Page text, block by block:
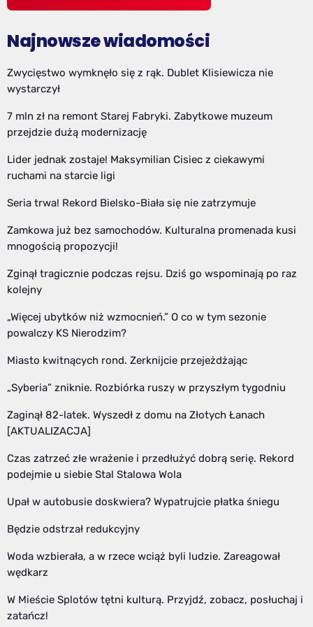
Najnowsze wiadomości
Zwycięstwo wymknęło się z rąk. Dublet Klisiewicza nie
wystarczył
7 mln zł na remont Starej Fabryki. Zabytkowe muzeum
przejdzie dużą modernizację
Lider jednak zostaje! Maksymilian Cisiec z ciekawymi
ruchami na starcie ligi
Seria trwa! Rekord Bielsko-Biała się nie zatrzymuje
Zamkowa już bez samochodów. Kulturalna promenada kusi
mnogością propozycji!
Zginął tragicznie podczas rejsu. Dziś go wspominają po raz
kolejny
„Więcej ubytków niż wzmocnień.” O co w tym sezonie
powalczy KS Nierodzim?
Miasto kwitnących rond. Zerknijcie przejeżdżając
„Syberia” zniknie. Rozbiórka ruszy w przyszłym tygodniu
Zaginął 82-latek. Wyszedł z domu na Złotych Łanach
[AKTUALIZACJA]
Czas zatrzeć złe wrażenie i przedłużyć dobrą serię. Rekord
podejmie u siebie Stal Stalowa Wola
Upał w autobusie doskwiera? Wypatrujcie płatka śniegu
Będzie odstrzał redukcyjny
Woda wzbierała, a w rzece wciąż byli ludzie. Zareagował
wędkarz
W Mieście Splotów tętni kulturą. Przyjdź, zobacz, posłuchaj i
zatańcz!